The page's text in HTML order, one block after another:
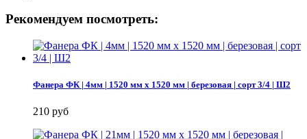
Рекомендуем посмотреть:
Фанера ФК | 4мм | 1520 мм х 1520 мм | березовая | сорт 3/4 | Ш2
210 руб